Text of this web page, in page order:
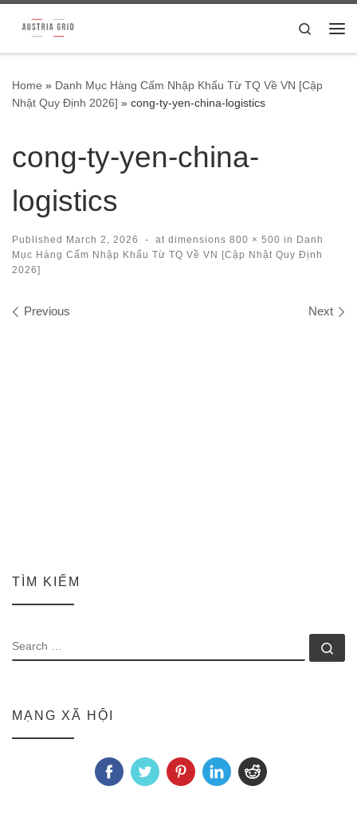
Skip to content
Search
Home » Danh Mục Hàng Cấm Nhập Khẩu Từ TQ Về VN [Cập
Nhật Quy Định 2026] » cong-ty-yen-china-logistics
cong-ty-yen-china-
logistics
Published March 2, 2026 - at dimensions 800 × 500 in Danh
Mục Hàng Cấm Nhập Khẩu Từ TQ Về VN [Cập Nhật Quy Định
2026]
Images navigation
Previous Next
TÌM KIẾM
SEARCH
MẠNG XÃ HỘI